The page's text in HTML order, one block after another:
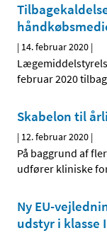
| 14. februar 2020 |
februar 2020
Skabelon til
| 12. februar 2020 |
På baggrund af
udfører kliniske
Ny EU-
udstyr i klasse